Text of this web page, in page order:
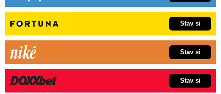
Stav si
Stav si
Stav si